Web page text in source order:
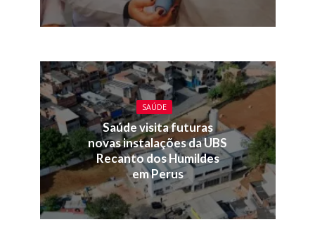
SAÚDE
Saúde visita futuras
novas instalações da UBS
Recanto dos Humildes
em Perus